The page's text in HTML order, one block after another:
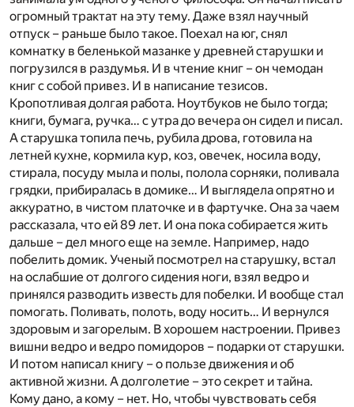
огромный трактат на эту тему. Даже взял научный
отпуск – раньше было такое. Поехал на юг, снял
комнатку в беленькой мазанке у древней старушки и
погрузился в раздумья. И в чтение книг – он чемодан
книг с собой привез. И в написание тезисов.
Кропотливая долгая работа. Ноутбуков не было тогда;
книги, бумага, ручка… с утра до вечера он сидел и писал.
А старушка топила печь, рубила дрова, готовила на
летней кухне, кормила кур, коз, овечек, носила воду,
стирала, посуду мыла и полы, полола сорняки, поливала
грядки, прибиралась в домике… И выглядела опрятно и
аккуратно, в чистом платочке и в фартучке. Она за чаем
рассказала, что ей 89 лет. И она пока собирается жить
дальше – дел много еще на земле. Например, надо
побелить домик. Ученый посмотрел на старушку, встал
на ослабшие от долгого сидения ноги, взял ведро и
принялся разводить известь для побелки. И вообще стал
помогать. Поливать, полоть, воду носить… И вернулся
здоровым и загорелым. В хорошем настроении. Привез
вишни ведро и ведро помидоров – подарки от старушки.
И потом написал книгу – о пользе движения и об
активной жизни. А долголетие – это секрет и тайна.
Кому дано, а кому – нет. Но, чтобы чувствовать себя